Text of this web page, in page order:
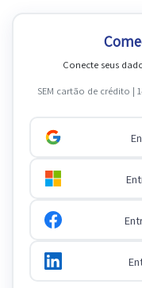
Conecte seus
SEM cartão de crédito |